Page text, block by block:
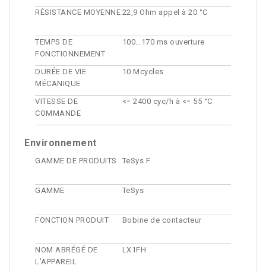
RÉSISTANCE MOYENNE 22,9 Ohm appel à 20 °C
TEMPS DE
FONCTIONNEMENT
100…170 ms ouverture
DURÉE DE VIE
MÉCANIQUE
10 Mcycles
VITESSE DE
COMMANDE
<= 2400 cyc/h à <= 55 °C
Environnement
GAMME DE PRODUITS TeSys F
GAMME TeSys
FONCTION PRODUIT Bobine de contacteur
NOM ABRÉGÉ DE
L'APPAREIL
LX1FH